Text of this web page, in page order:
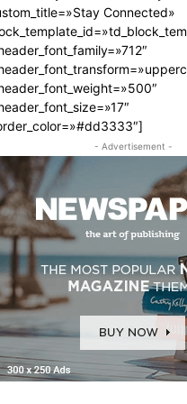
Connected»
- Advertisement -